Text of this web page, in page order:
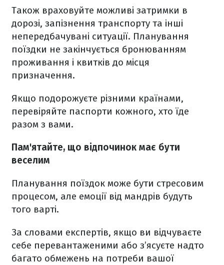
Також враховуйте можливі затримки в
дорозі, запізнення транспорту та інші
непередбачувані ситуації. Планування
поїздки не закінчується бронюванням
проживання і квитків до місця
призначення.
Якщо подорожуєте різними країнами,
перевіряйте паспорти кожного, хто їде
разом з вами.
Пам'ятайте, що відпочинок має бути
веселим
Планування поїздок може бути стресовим
процесом, але емоції від мандрів будуть
того варті.
За словами експертів, якщо ви відчуваєте
себе перевантаженими або з’ясуєте надто
багато обмежень на потреби вашої